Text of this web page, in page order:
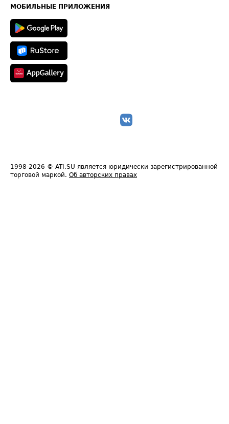
Техническая информация
МОБИЛЬНЫЕ ПРИЛОЖЕНИЯ
1998-2026 © ATI.SU является юридически зарегистрированной
торговой маркой. Об авторских правах